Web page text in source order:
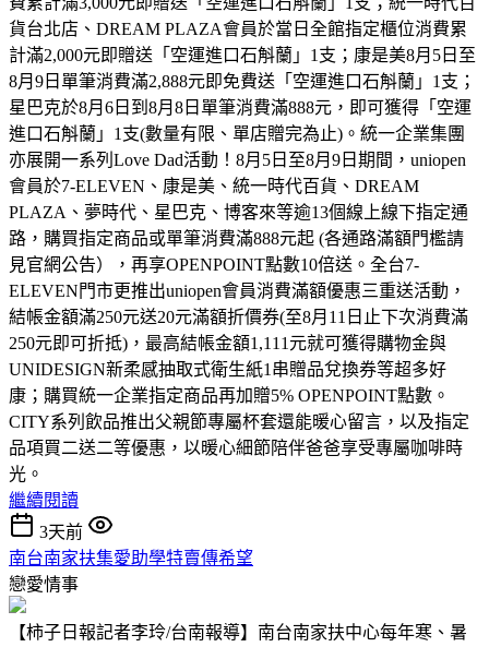
貨台北店、DREAM PLAZA會員於當日全館指定櫃位消費累
計滿2,000元即贈送「空運進口石斛蘭」1支；康是美8月5日至
8月9日單筆消費滿2,888元即免費送「空運進口石斛蘭」1支；
星巴克於8月6日到8月8日單筆消費滿888元，即可獲得「空運
進口石斛蘭」1支(數量有限、單店贈完為止)。統一企業集團
亦展開一系列Love Dad活動！8月5日至8月9日期間，uniopen
會員於7-ELEVEN、康是美、統一時代百貨、DREAM
PLAZA、夢時代、星巴克、博客來等逾13個線上線下指定通
路，購買指定商品或單筆消費滿888元起 (各通路滿額門檻請
見官網公告），再享OPENPOINT點數10倍送。全台7-
ELEVEN門市更推出uniopen會員消費滿額優惠三重送活動，
結帳金額滿250元送20元滿額折價券(至8月11日止下次消費滿
250元即可折抵)，最高結帳金額1,111元就可獲得購物金與
UNIDESIGN新柔感抽取式衛生紙1串贈品兌換券等超多好
康；購買統一企業指定商品再加贈5% OPENPOINT點數。
CITY系列飲品推出父親節專屬杯套還能暖心留言，以及指定
品項買二送二等優惠，以暖心細節陪伴爸爸享受專屬咖啡時
光。
繼續閱讀
3天前
南台南家扶集愛助學特賣傳希望
戀愛情事
【柿子日報記者李玲/台南報導】南台南家扶中心每年寒、暑